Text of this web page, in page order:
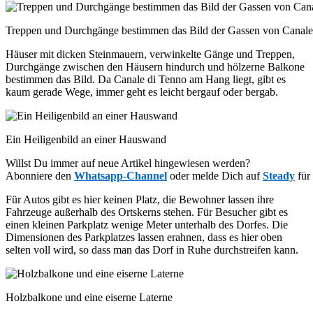
Treppen und Durchgänge bestimmen das Bild der Gassen von Canale
Häuser mit dicken Steinmauern, verwinkelte Gänge und Treppen,
Durchgänge zwischen den Häusern hindurch und hölzerne Balkone
bestimmen das Bild. Da Canale di Tenno am Hang liegt, gibt es
kaum gerade Wege, immer geht es leicht bergauf oder bergab.
Ein Heiligenbild an einer Hauswand
Willst Du immer auf neue Artikel hingewiesen werden?
Abonniere den Whatsapp-Channel oder melde Dich aufSteady für
Für Autos gibt es hier keinen Platz, die Bewohner lassen ihre
Fahrzeuge außerhalb des Ortskerns stehen. Für Besucher gibt es
einen kleinen Parkplatz wenige Meter unterhalb des Dorfes. Die
Dimensionen des Parkplatzes lassen erahnen, dass es hier oben
selten voll wird, so dass man das Dorf in Ruhe durchstreifen kann.
Holzbalkone und eine eiserne Laterne